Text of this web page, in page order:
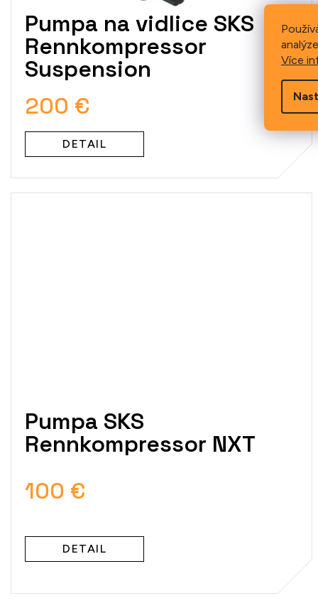
Více
Pumpa na vidlice SKS
Rennkompressor
Suspension
200 €
DETAIL
Pumpa SKS
Rennkompressor NXT
100 €
DETAIL